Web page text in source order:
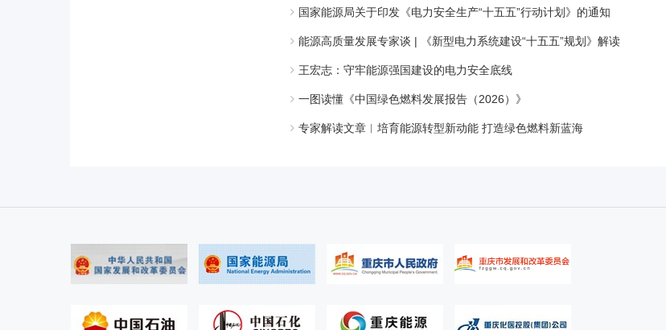
国家能源局关于印发《电力安全生产“十五五”行动计划》的通知
能源高质量发展专家谈 | 《新型电力系统建设“十五五”规划》解读
王宏志：守牢能源强国建设的电力安全底线
一图读懂《中国绿色燃料发展报告（2026）》
专家解读文章︱培育能源转型新动能 打造绿色燃料新蓝海